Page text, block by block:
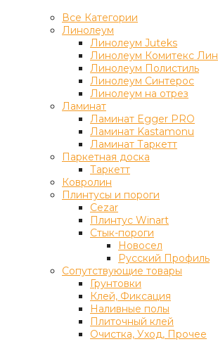
Все Категории
Линолеум
Линолеум Juteks
Линолеум Комитекс Лин
Линолеум Полистиль
Линолеум Синтерос
Линолеум на отрез
Ламинат
Ламинат Egger PRO
Ламинат Kastamonu
Ламинат Таркетт
Паркетная доска
Таркетт
Ковролин
Плинтусы и пороги
Cezar
Плинтус Winart
Стык-пороги
Новосел
Русский Профиль
Сопутствующие товары
Грунтовки
Клей, Фиксация
Наливные полы
Плиточный клей
Очистка, Уход, Прочее